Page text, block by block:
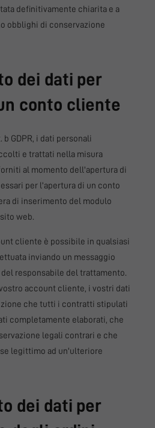
definitivamente chiarita e a
obblighi di conservazione
dei dati per
conto cliente
b GDPR, i dati personali
e trattati nella misura
al momento dell'apertura di
per l'apertura di un conto
di inserimento del modulo
web.
cliente è possibile in qualsiasi
inviando un messaggio
responsabile del trattamento.
account cliente, i vostri dati
che tutti i contratti stipulati
completamente elaborati, che
legali contrari e che
legittimo ad un'ulteriore
dei dati per